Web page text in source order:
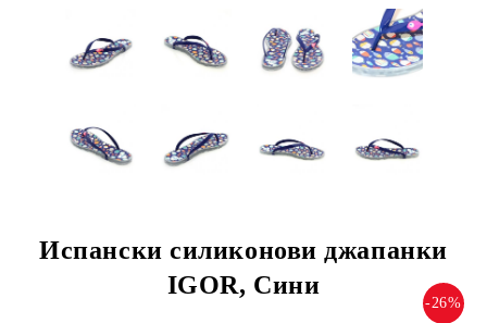
Испански силиконови джапанки
IGOR, Сини
-26%